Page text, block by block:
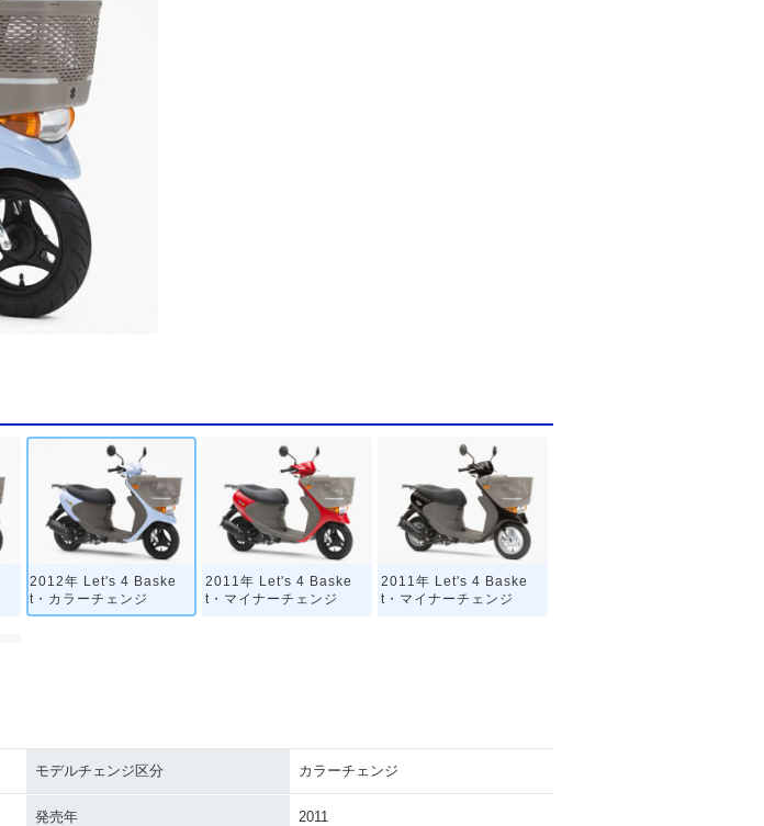
2012年 Let's 4 Baske
t・カラーチェンジ
2011年 Let's 4 Baske
t・マイナーチェンジ
2011年 Let's 4 Baske
t・マイナーチェンジ
モデルチェンジ区分 カラーチェンジ
発売年 2011